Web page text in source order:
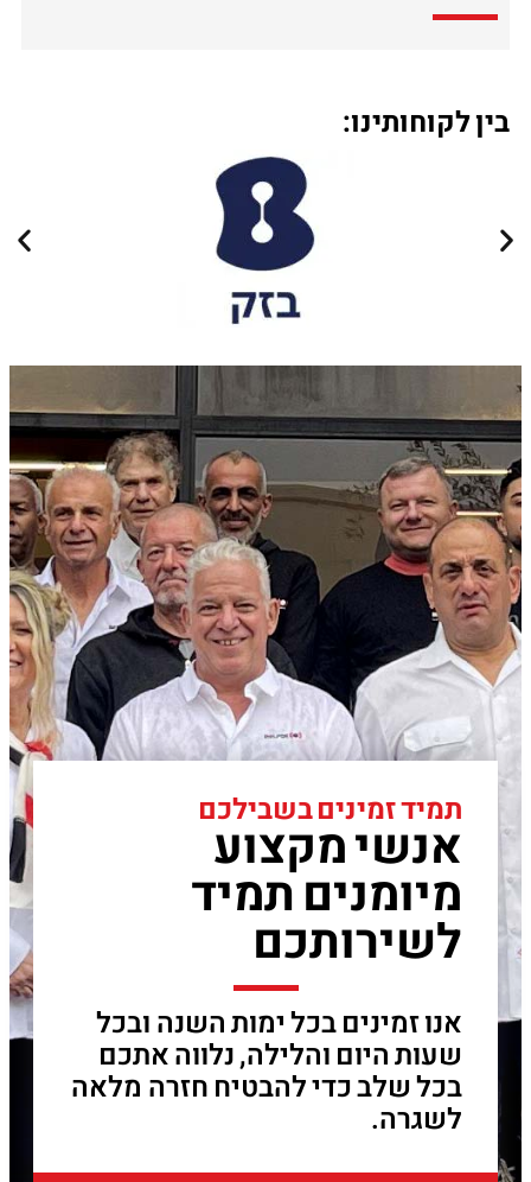
בין לקוחותינו:
תמיד זמינים בשבילכם
אנשי מקצוע
מיומנים תמיד
לשירותכם
אנו זמינים בכל ימות השנה ובכל
שעות היום והלילה, נלווה אתכם
בכל שלב כדי להבטיח חזרה מלאה
לשגרה.